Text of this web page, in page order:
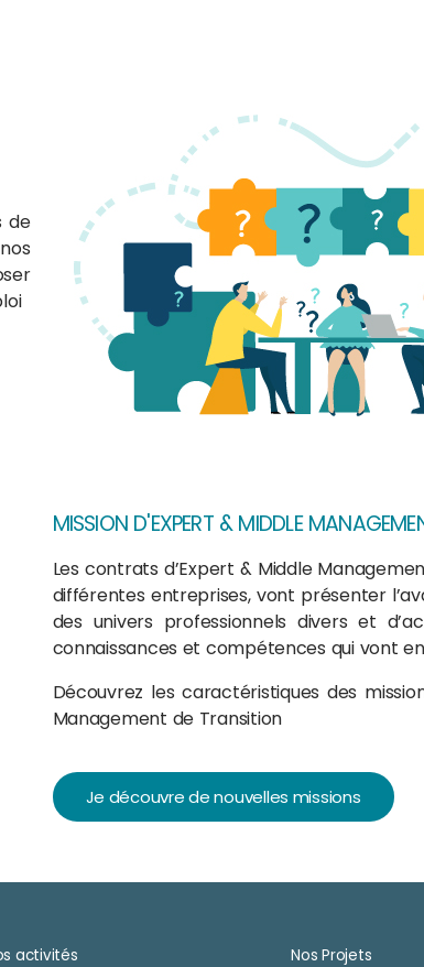
de
MISSION D'EXPERT & MIDDLE
Les contrats d’Expert & Middle
différentes entreprises, vont présenter
des univers professionnels divers et
connaissances et compétences qui vont
Découvrez les caractéristiques des
Management de Transition
Je découvre de nouvelles missions
activités Nos Projets